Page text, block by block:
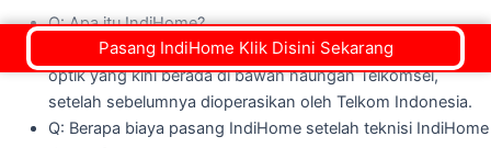
Q: Apa itu IndiHome?
A: IndiHome adalah layanan digital dengan teknologi fiber
optik yang kini berada di bawah naungan Telkomsel,
setelah sebelumnya dioperasikan oleh Telkom Indonesia.
Q: Berapa biaya pasang IndiHome setelah teknisi IndiHome
Pasang IndiHome Klik Disini Sekarang